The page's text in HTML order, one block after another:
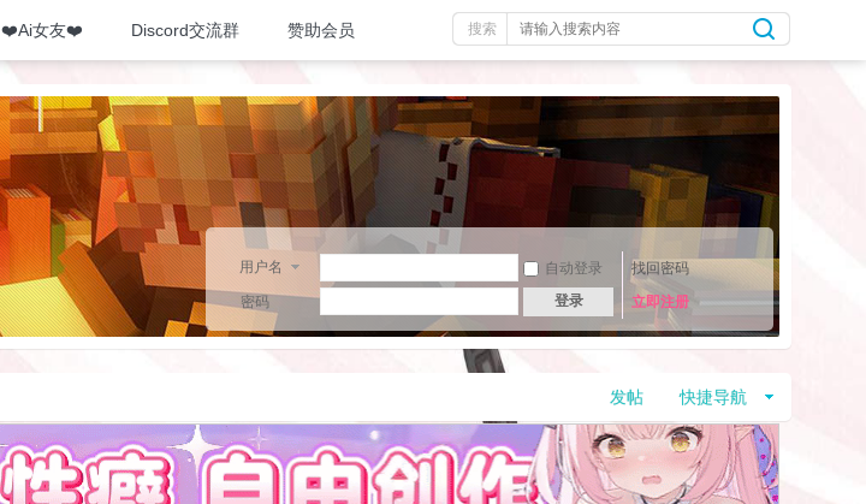
❤️Ai女友❤️ Discord交流群 赞助会员 搜索
用户名 自动登录
找回密码
密码
登录 立即注册
快捷导航
发帖